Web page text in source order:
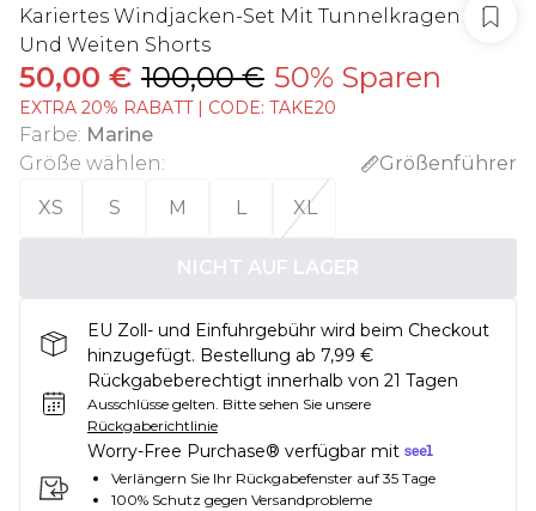
Kariertes Windjacken-Set Mit Tunnelkragen
Und Weiten Shorts
50,00 € 100,00 € 50% Sparen
EXTRA 20% RABATT | CODE: TAKE20
Farbe: Marine
Größe wählen:
Größenführer
XS
S M L XL
NICHT AUF LAGER
EU Zoll- und Einfuhrgebühr wird beim Checkout
hinzugefügt. Bestellung ab 7,99 €
Rückgabeberechtigt innerhalb von 21 Tagen
Ausschlüsse gelten. Bitte sehen Sie unsere
Rückgaberichtlinie
Worry-Free Purchase® verfügbar mit
Verlängern Sie Ihr Rückgabefenster auf 35 Tage
100% Schutz gegen Versandprobleme